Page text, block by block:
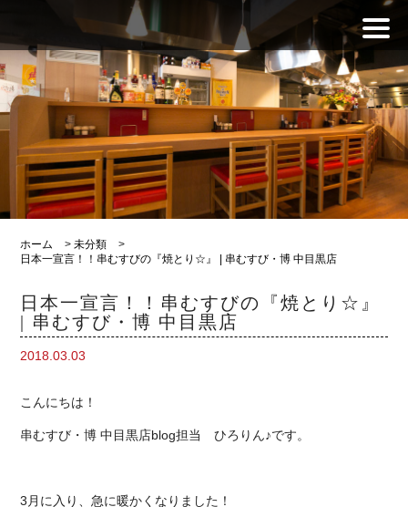
ホーム >未分類
>
日本一宣言！！串むすびの『焼とり☆』 | 串むすび・博 中目黒店
日本一宣言！！串むすびの『焼とり☆』
| 串むすび・博 中目黒店
2018.03.03
こんにちは！
串むすび・博 中目黒店blog担当ひろりん♪です。
3月に入り、急に暖かくなりました！